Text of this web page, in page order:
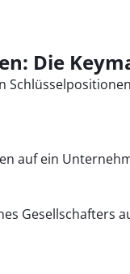
Die
auf ein
Gesellschafters